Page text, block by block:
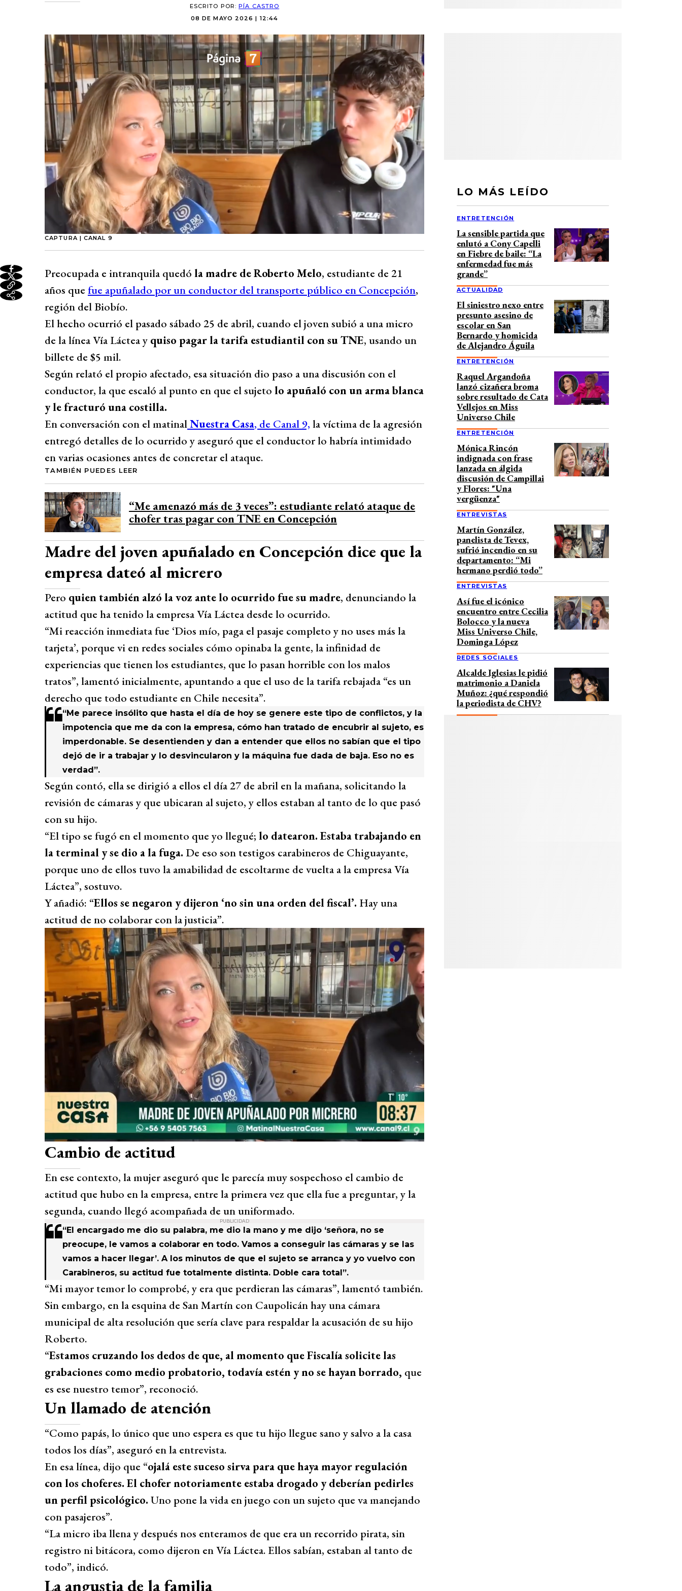
ESCRITO POR:PÍA CASTRO
08 DE MAYO 2026 | 12:44
CAPTURA | CANAL 9
Preocupada e intranquila quedó la madre de Roberto Melo, estudiante de 21
años que fue apuñalado por un conductor del transporte público en Concepción,
región del Biobío.
El hecho ocurrió el pasado sábado 25 de abril, cuando el joven subió a una micro
de la línea Vía Láctea y quiso pagar la tarifa estudiantil con su TNE, usando un
billete de $5 mil.
Según relató el propio afectado, esa situación dio paso a una discusión con el
conductor, la que escaló al punto en que el sujeto lo apuñaló con un arma blanca
y le fracturó una costilla.
En conversación con el matinalNuestra Casa, de Canal 9, la víctima de la agresión
entregó detalles de lo ocurrido y aseguró que el conductor lo habría intimidado
en varias ocasiones antes de concretar el ataque.
TAMBIÉN PUEDES LEER
“Me amenazó más de 3 veces”: estudiante relató ataque de
chofer tras pagar con TNE en Concepción
Madre del joven apuñalado en Concepción dice que la
empresa dateó al micrero
Pero quien también alzó la voz ante lo ocurrido fue su madre, denunciando la
actitud que ha tenido la empresa Vía Láctea desde lo ocurrido.
“Mi reacción inmediata fue ‘Dios mío, paga el pasaje completo y no uses más la
tarjeta’, porque vi en redes sociales cómo opinaba la gente, la infinidad de
experiencias que tienen los estudiantes, que lo pasan horrible con los malos
tratos”, lamentó inicialmente, apuntando a que el uso de la tarifa rebajada “es un
derecho que todo estudiante en Chile necesita”.
“Me parece insólito que hasta el día de hoy se genere este tipo de conflictos, y la
impotencia que me da con la empresa, cómo han tratado de encubrir al sujeto, es
imperdonable. Se desentienden y dan a entender que ellos no sabían que el tipo
dejó de ir a trabajar y lo desvincularon y la máquina fue dada de baja. Eso no es
verdad”.
Según contó, ella se dirigió a ellos el día 27 de abril en la mañana, solicitando la
revisión de cámaras y que ubicaran al sujeto, y ellos estaban al tanto de lo que pasó
con su hijo.
“El tipo se fugó en el momento que yo llegué; lo datearon. Estaba trabajando en
la terminal y se dio a la fuga. De eso son testigos carabineros de Chiguayante,
porque uno de ellos tuvo la amabilidad de escoltarme de vuelta a la empresa Vía
Láctea”, sostuvo.
Y añadió: “Ellos se negaron y dijeron ‘no sin una orden del fiscal’. Hay una
actitud de no colaborar con la justicia”.
Cambio de actitud
En ese contexto, la mujer aseguró que le parecía muy sospechoso el cambio de
actitud que hubo en la empresa, entre la primera vez que ella fue a preguntar, y la
segunda, cuando llegó acompañada de un uniformado.
PUBLICIDAD
“El encargado me dio su palabra, me dio la mano y me dijo ‘señora, no se
preocupe, le vamos a colaborar en todo. Vamos a conseguir las cámaras y se las
vamos a hacer llegar’. A los minutos de que el sujeto se arranca y yo vuelvo con
Carabineros, su actitud fue totalmente distinta. Doble cara total”.
“Mi mayor temor lo comprobé, y era que perdieran las cámaras”, lamentó también.
Sin embargo, en la esquina de San Martín con Caupolicán hay una cámara
municipal de alta resolución que sería clave para respaldar la acusación de su hijo
Roberto.
“Estamos cruzando los dedos de que, al momento que Fiscalía solicite las
grabaciones como medio probatorio, todavía estén y no se hayan borrado, que
es ese nuestro temor”, reconoció.
Un llamado de atención
“Como papás, lo único que uno espera es que tu hijo llegue sano y salvo a la casa
todos los días”, aseguró en la entrevista.
En esa línea, dijo que “ojalá este suceso sirva para que haya mayor regulación
con los choferes. El chofer notoriamente estaba drogado y deberían pedirles
un perfil psicológico. Uno pone la vida en juego con un sujeto que va manejando
con pasajeros”.
“La micro iba llena y después nos enteramos de que era un recorrido pirata, sin
registro ni bitácora, como dijeron en Vía Láctea. Ellos sabían, estaban al tanto de
todo”, indicó.
La angustia de la familia
LO MÁS LEÍDO
ENTRETENCIÓN
La sensible partida que
enlutó a Cony Capelli
en Fiebre de baile: “La
enfermedad fue más
grande”
ACTUALIDAD
El siniestro nexo entre
presunto asesino de
escolar en San
Bernardo y homicida
de Alejandro Águila
ENTRETENCIÓN
Raquel Argandoña
lanzó cizañera broma
sobre resultado de Cata
Vellejos en Miss
Universo Chile
ENTRETENCIÓN
Mónica Rincón
indignada con frase
lanzada en álgida
discusión de Campillai
y Flores: "Una
vergüenza"
ENTREVISTAS
Martín González,
panelista de Tevex,
sufrió incendio en su
departamento: “Mi
hermano perdió todo”
ENTREVISTAS
Así fue el icónico
encuentro entre Cecilia
Bolocco y la nueva
Miss Universo Chile,
Dominga López
REDES SOCIALES
Alcalde Iglesias le pidió
matrimonio a Daniela
Muñoz: ¿qué respondió
la periodista de CHV?